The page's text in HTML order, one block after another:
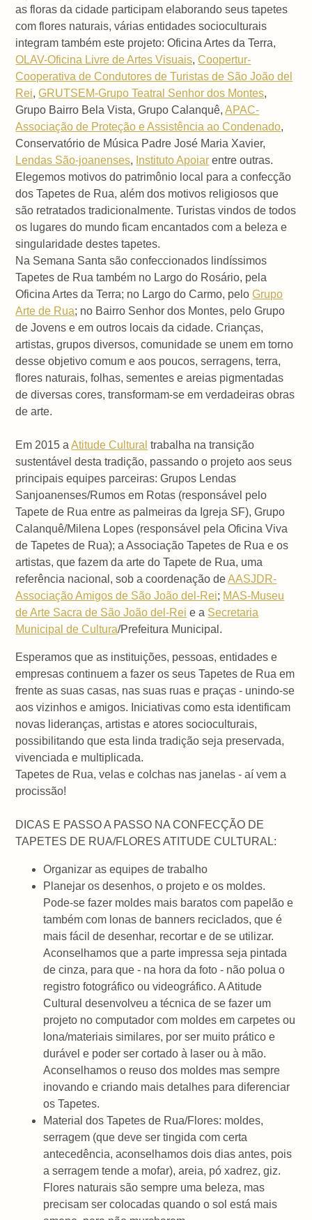
as floras da cidade participam elaborando seus tapetes
com flores naturais, várias entidades socioculturais
integram também este projeto: Oficina Artes da Terra,
OLAV-Oficina Livre de Artes Visuais,Coopertur-
Cooperativa de Condutores de Turistas de São João del
Rei,GRUTSEM-Grupo Teatral Senhor dos Montes,
Grupo Bairro Bela Vista, Grupo Calanquê,APAC-
Associação de Proteção e Assistência ao Condenado,
Conservatório de Música Padre José Maria Xavier,
Lendas São-joanenses, Instituto Apoiar entre outras.
Elegemos motivos do patrimônio local para a confecção
dos Tapetes de Rua, além dos motivos religiosos que
são retratados tradicionalmente. Turistas vindos de todos
os lugares do mundo ficam encantados com a beleza e
singularidade destes tapetes.
Na Semana Santa são confeccionados lindíssimos
Tapetes de Rua também no Largo do Rosário, pela
Oficina Artes da Terra; no Largo do Carmo, peloGrupo
Arte de Rua; no Bairro Senhor dos Montes, pelo Grupo
de Jovens e em outros locais da cidade. Crianças,
artistas, grupos diversos, comunidade se unem em torno
desse objetivo comum e aos poucos, serragens, terra,
flores naturais, folhas, sementes e areias pigmentadas
de diversas cores, transformam-se em verdadeiras obras
de arte.
Em 2015 aAtitude Cultural trabalha na transição
sustentável desta tradição, passando o projeto aos seus
principais equipes parceiras: Grupos Lendas
Sanjoanenses/Rumos em Rotas (responsável pelo
Tapete de Rua entre as palmeiras da Igreja SF), Grupo
Calanquê/Milena Lopes (responsável pela Oficina Viva
de Tapetes de Rua); a Associação Tapetes de Rua e os
artistas, que fazem da arte do Tapete de Rua, uma
referência nacional, sob a coordenação deAASJDR-
Associação Amigos de São João del-Rei; MAS-Museu
de Arte Sacra de São João del-Rei e a Secretaria
Municipal de Cultura/Prefeitura Municipal.
Esperamos que as instituições, pessoas, entidades e
empresas continuem a fazer os seus Tapetes de Rua em
frente as suas casas, nas suas ruas e praças - unindo-se
aos vizinhos e amigos. Iniciativas como esta identificam
novas lideranças, artistas e atores socioculturais,
possibilitando que esta linda tradição seja preservada,
vivenciada e multiplicada.
Tapetes de Rua, velas e colchas nas janelas - aí vem a
procissão!
DICAS E PASSO A PASSO NA CONFECÇÃO DE
TAPETES DE RUA/FLORES ATITUDE CULTURAL:
Organizar as equipes de trabalho
Planejar os desenhos, o projeto e os moldes.
Pode-se fazer moldes mais baratos com papelão e
também com lonas de banners reciclados, que é
mais fácil de desenhar, recortar e de se utilizar.
Aconselhamos que a parte impressa seja pintada
de cinza, para que - na hora da foto - não polua o
registro fotográfico ou videográfico. A Atitude
Cultural desenvolveu a técnica de se fazer um
projeto no computador com moldes em carpetes ou
lona/materiais similares, por ser muito prático e
durável e poder ser cortado à laser ou à mão.
Aconselhamos o reuso dos moldes mas sempre
inovando e criando mais detalhes para diferenciar
os Tapetes.
Material dos Tapetes de Rua/Flores: moldes,
serragem (que deve ser tingida com certa
antecedência, aconselhamos dois dias antes, pois
a serragem tende a mofar), areia, pó xadrez, giz.
Flores naturais são sempre uma beleza, mas
precisam ser colocadas quando o sol está mais